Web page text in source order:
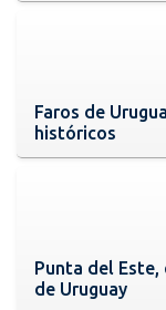
Faros de
históricos
Punta del
de Uruguay